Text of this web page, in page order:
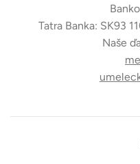
Tatra Banka: SK93
Naše